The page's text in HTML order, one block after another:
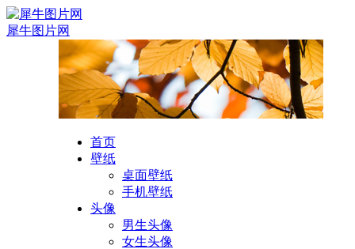
犀牛图片网
首页
壁纸
桌面壁纸
手机壁纸
头像
男生头像
女生头像